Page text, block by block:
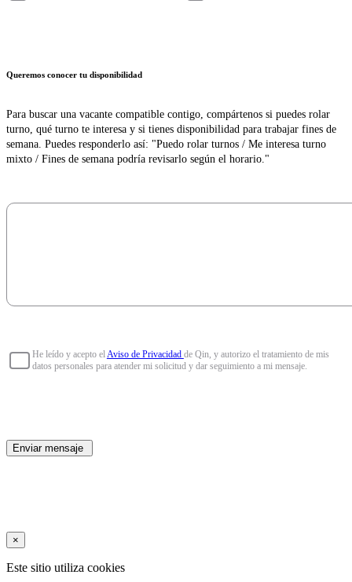
Queremos conocer tu disponibilidad
Para buscar una vacante compatible contigo, compártenos si puedes rolar
turno, qué turno te interesa y si tienes disponibilidad para trabajar fines de
semana. Puedes responderlo así: "Puedo rolar turnos / Me interesa turno
mixto / Fines de semana podría revisarlo según el horario."
He leído y acepto elAviso de Privacidad de Qin, y autorizo el tratamiento de mis
datos personales para atender mi solicitud y dar seguimiento a mi mensaje.
Enviar mensaje
×
Este sitio utiliza cookies